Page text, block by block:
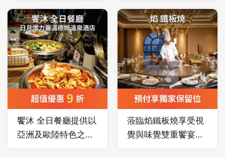
Restaurant Awards)
之最佳奢華餐廳酒吧
(Best Luxury
Restaurant Bar)及精
緻料理美饌
(FineDining Cuisine)
雙獎殊榮的GMT義大
利餐廳，義籍主廚採
用大量的在地優質蔬
果，搭配美福嚴選頂
料理展現，秉持著日
本人尊重自然的精
神，以不多餘的料理
手法呈現多元化的美
味。
饗沐 全日餐廳提供以
亞洲及歐陸特色之主
蒞臨焰鐵板燒享受視
覺與味覺雙重饗宴，